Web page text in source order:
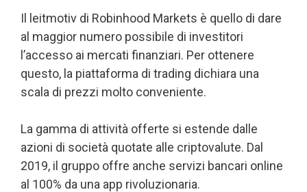
Il leitmotiv di Robinhood Markets è quello di dare
al maggior numero possibile di investitori
l’accesso ai mercati finanziari. Per ottenere
questo, la piattaforma di trading dichiara una
scala di prezzi molto conveniente.
La gamma di attività offerte si estende dalle
azioni di società quotate alle criptovalute. Dal
2019, il gruppo offre anche servizi bancari online
al 100% da una app rivoluzionaria.